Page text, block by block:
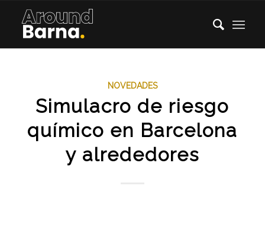
NOVEDADES
Simulacro de riesgo
químico en Barcelona
y alrededores